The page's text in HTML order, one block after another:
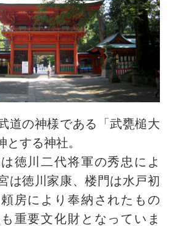
道の神様である「武甕槌大
とする神社。
徳川二代将軍の秀忠によ
は徳川家康、楼門は水戸初
房により奉納されたもの
重要文化財となっていま